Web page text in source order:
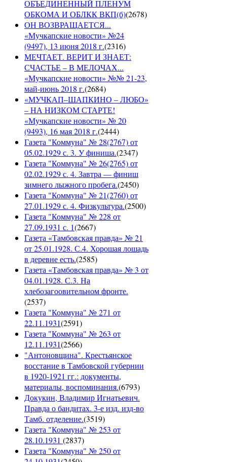
ОБЪЕДИНЕННЫЙ ПЛЕНУМ
ОБКОМА И ОБЛКК ВКП(б)(2678)
ОН ВОЗВРАЩАЕТСЯ...
«Мучкапские новости» №24
(9497), 13 июня 2018 г.(2316)
МЕЧТАЕТ. ВЕРИТ И ЗНАЕТ:
СЧАСТЬЕ – В МЕЛОЧАХ...
«Мучкапские новости» №№ 21-23,
май-июнь 2018 г.(2684)
«МУЧКАП–ШАПКИНО – ЛЮБО»
– НА НИЗКОМ СТАРТЕ!
«Мучкапские новости» № 20
(9493), 16 мая 2018 г.(2444)
Газета "Коммуна" № 28(2767) от
05.02.1929 с. 3. У финиша.(2347)
Газета "Коммуна" № 26(2765) от
02.02.1929 с. 4. Завтра — финиш
зимнего лыжного пробега.(2450)
Газета "Коммуна" № 21(2760) от
27.01.1929 с. 4. Физкультура.(2500)
Газета "Коммуна" № 228 от
27.09.1931 с. 1(2667)
Газета «Тамбовская правда» № 21
от 25.01.1928. С.4. Хорошая лошадь
в деревне есть.(2585)
Газета «Тамбовская правда» № 3 от
04.01.1928. С.3. На
хлебозагоовительном фронте.
(2537)
Газета "Коммуна" № 271 от
22.11.1931(2591)
Газета "Коммуна" № 263 от
12.11.1931(2566)
"Антоновщина". Крестьянское
восстание в Тамбовской губернии
в 1920-1921 гг.: документы,
материалы, воспоминания.(6793)
Докукин, Владимир Игнатьевич.
Правда о бандитах. 3-е изд. изд-во
Тамб. отделение.(3519)
Газета "Коммуна" № 253 от
28.10.1931 (2837)
Газета "Коммуна" № 250 от